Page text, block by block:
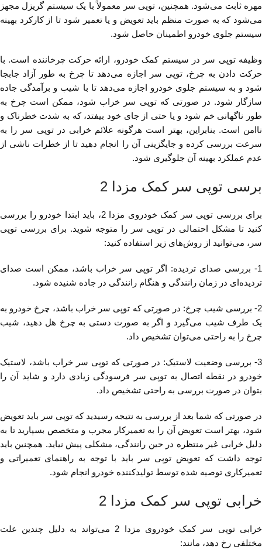
مهره ثابت می‌شود. همچنین، توپی سر معمولاً با یک سیستم گریزل مجهز
می‌شود که به صورت منظم باید تعویض و یا تعمیر شود تا از کارکرد بهینه
سیستم جلوی خودرو اطمینان حاصل شود.
وظیفه توپی سر در سیستم کمک خودرو، ارائه حرکت چرخاننده است. با
حرکت دادن به چرخ، توپی سر اجازه می‌دهد تا چرخ به طور آزاد جابجا
شود و به سیستم جلوی خودرو اجازه می‌دهد تا با شیب و برآمدگی جاده
سازگار شود. در صورتی که توپی سر خراب شود، ممکن است چرخ به
طور ناگهانی خم شود و یا حتی از جای خود بیفتد، که به شدت خطرناک و
ناامن است. بنابراین، بهتر است هرگونه علائم خرابی در توپی سر را به
سرعت بررسی کرده و جایگزینی آن را انجام دهید تا از خطرات ناشی از
عدم عملکرد بهینه آن جلوگیری شود.
برسی توپی سر کمک مزدا 2
برای بررسی توپی سر کمک خودروی مزدا 2، باید ابتدا خودرو را بررسی
کنید تا مشکل احتمالی در توپی سر را متوجه شوید. برای بررسی توپی
سر، می‌توانید از روش‌های زیر استفاده کنید:
1- بررسی صدای تردیده: اگر توپی سر خراب باشد، ممکن است صدای
تردیده‌ای در زمان رانندگی و هنگام رانندگی در جاده شنیده شود.
2- بررسی شیب چرخ: در صورتی که توپی سر خراب باشد، چرخ خودرو به
یک طرف شیب می‌گیرد و اگر به صورت دستی به چرخ هل دهید، شیب
چرخ را به راحتی می‌توان تشخیص داد.
3- بررسی وضعیت لاستیک: در صورتی که توپی سر خراب باشد، لاستیک
خودرو در نقطه اتصال به توپی سر فرسودگی زیادی دارد و شاید آن را
بتوان در صورت بررسی به راحتی تشخیص داد.
در صورتی که شما بعد از بررسی به نتیجه رسیدید که توپی سر باید تعویض
شود، بهتر است تعویض آن را به تعمیرکار مجرب و متخصص بسپارید تا به
دلیل خرابی غیر منتظره در حین رانندگی، مشکلی پیش نیاید. همچنین باید
توجه داشت که تعویض توپی سر باید با توجه به راهنمای تعمیراتی و
تعمیرکاری توصیه شده توسط تولیدکننده خودرو انجام شود.
خرابی توپی سر کمک مزدا 2
خرابی توپی سر کمک خودروی مزدا 2 می‌تواند به دلیل چندین علت
مختلفی رخ دهد، مانند: